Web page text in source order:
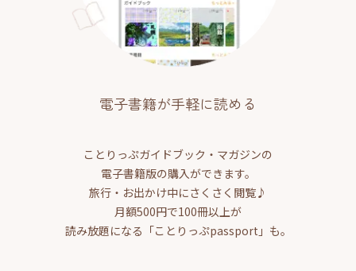
電子書籍が手軽に読める
ことりっぷガイドブック・マガジンの
電子書籍版の購入ができます。
旅行・お出かけ中にさくさく閲覧♪
月額500円で100冊以上が
読み放題になる「ことりっぷpassport」も。